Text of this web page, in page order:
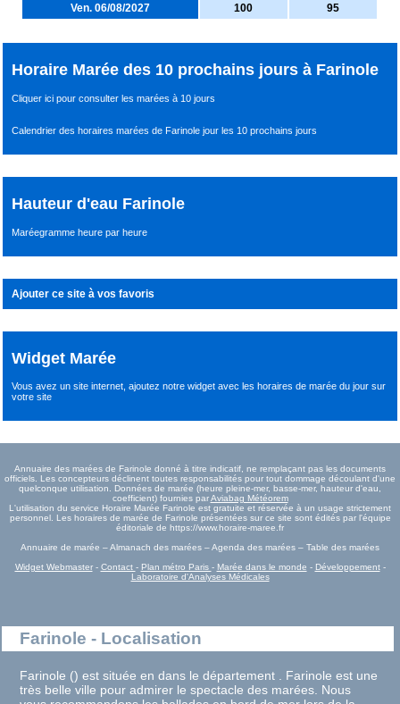
Ven. 06/08/2027
100 95
Horaire Marée des 10 prochains jours à Farinole
Cliquer ici pour consulter les marées à 10 jours
Calendrier des horaires marées de Farinole jour les 10 prochains jours
Hauteur d'eau Farinole
Maréegramme heure par heure
Ajouter ce site à vos favoris
Widget Marée
Vous avez un site internet,ajoutez notre widget avec les horaires de marée du joursur
votre site
Annuaire des marées de Farinole donné à titre indicatif, ne remplaçant pas les documents
officiels. Les concepteurs déclinent toutes responsabilités pour tout dommage découlant d'une
quelconque utilisation. Données de marée (heure pleine-mer, basse-mer, hauteur d'eau,
coefficient) fournies parAviabag Météorem
L'utilisation du service Horaire Marée Farinole est gratuite et réservée à un usage strictement
personnel. Les horaires de marée de Farinole présentées sur ce site sont édités par l'équipe
éditoriale de https://www.horaire-maree.fr
Annuaire de marée – Almanach des marées – Agenda des marées – Table des marées
Widget Webmaster- Contact - Plan métro Paris - Marée dans le monde - Développement-
Laboratoire d'Analyses Médicales
Farinole - Localisation
Farinole () est située en dans le département . Farinole est une
très belle ville pour admirer le spectacle des marées. Nous